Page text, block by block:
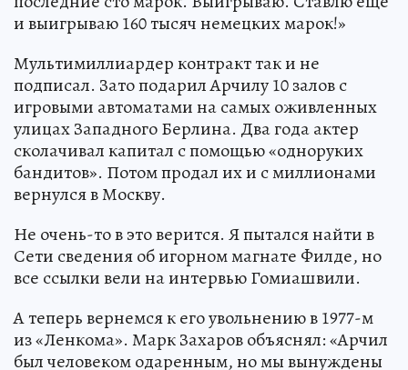
и выигрываю 160 тысяч немецких марок!»
Мультимиллиардер контракт так и не
подписал. Зато подарил Арчилу 10 залов с
игровыми автоматами на самых оживленных
улицах Западного Берлина. Два года актер
сколачивал капитал с помощью «одноруких
бандитов». Потом продал их и с миллионами
вернулся в Москву.
Не очень-то в это верится. Я пытался найти в
Сети сведения об игорном магнате Филде, но
все ссылки вели на интервью Гомиашвили.
А теперь вернемся к его увольнению в 1977-м
из «Ленкома». Марк Захаров объяснял: «Арчил
был человеком одаренным, но мы вынуждены